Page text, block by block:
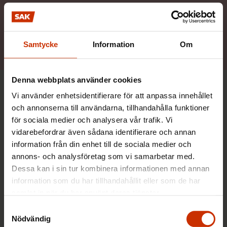
Samtycke Information Om
Denna webbplats använder cookies
Vi använder enhetsidentifierare för att anpassa innehållet
och annonserna till användarna, tillhandahålla funktioner
för sociala medier och analysera vår trafik. Vi
vidarebefordrar även sådana identifierare och annan
information från din enhet till de sociala medier och
annons- och analysföretag som vi samarbetar med.
Dessa kan i sin tur kombinera informationen med annan
information som du har tillhandahållit eller som de har
Nödvändig
Vi ingriper i missförhållandena i arbetslivet och
tillsammans med våra medlemmar jobbar vi för att
skapa ett gott arbetsliv.
FFC:s strategi 2024–2027
FFC:s strategi för åren 2024–2027 fokuserar på tre
mål.
Vi tryggar arbetstagarnas ställning och utkomst i
samhället. Det innebär goda anställningsvillkor,
tillräcklig social trygghet. I arbetslivet vill vi